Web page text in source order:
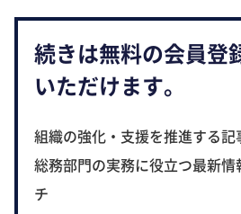
続きは無料の会員登
いただけます。
組織の強化・支援を推進する記
総務部門の実務に役立つ最新
チ